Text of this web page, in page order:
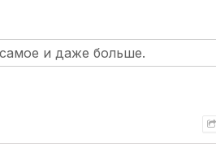
и даже больше.